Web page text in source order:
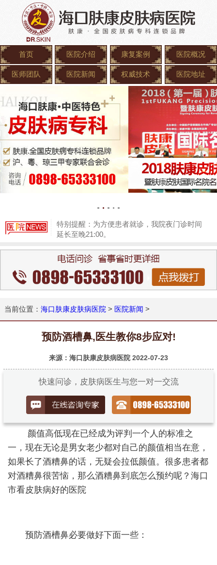
首页 医院介绍 康复案例 医院概况
医师团队 医院新闻 权威技术 医院地址
特别提醒：为方便患者就诊，我院夜门诊时间
延长至晚21:00。
当前位置： 海口肤康皮肤病医院 > 医院新闻 >
预防酒槽鼻,医生教你8步应对!
来源：海口肤康皮肤病医院 2022-07-23
快速问诊，皮肤病医生与您一对一交流
颜值高低现在已经成为评判一个人的标准之
一，现在无论是男女老少都对自己的颜值相当在意，
如果长了酒糟鼻的话，无疑会拉低颜值。很多患者都
对酒糟鼻很苦恼，那么酒糟鼻到底怎么预约呢？海口
市看皮肤病好的医院
预防酒槽鼻必要做好下面一些：